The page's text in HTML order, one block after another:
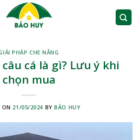
PHÁP CHE NẮNG
cá là gì? Lưu ý khi
chọn mua
ON 21/05/2024 BYBẢO HUY